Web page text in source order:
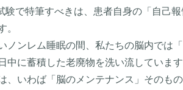
験で特筆すべきは、患者自身の「自己
。
ノンレム睡眠の間、私たちの脳内では
中に蓄積した老廃物を洗い流しています
、いわば「脳のメンテナンス」そのもの